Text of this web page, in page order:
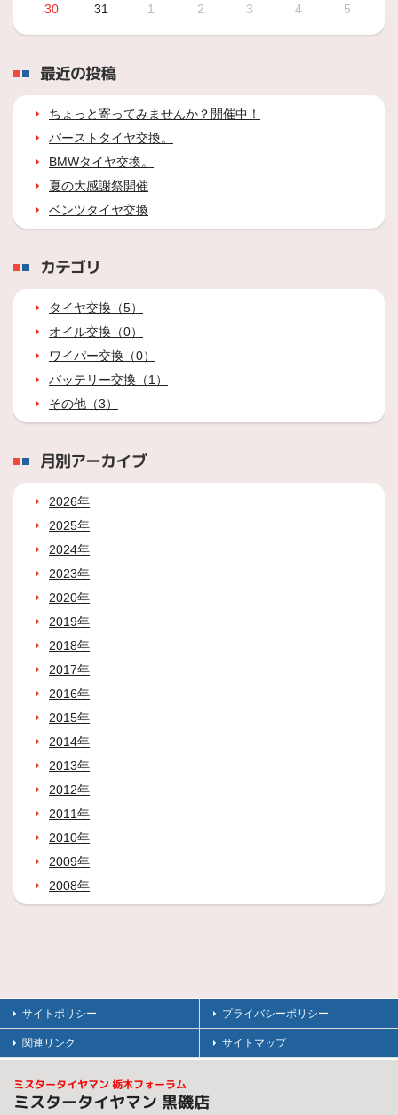
30
31 1 2 3 4 5
最近の投稿
ちょっと寄ってみませんか？開催中！
バーストタイヤ交換。
BMWタイヤ交換。
夏の大感謝祭開催
ベンツタイヤ交換
カテゴリ
タイヤ交換（5）
オイル交換（0）
ワイパー交換（0）
バッテリー交換（1）
その他（3）
月別アーカイブ
2026年
2025年
2024年
2023年
2020年
2019年
2018年
2017年
2016年
2015年
2014年
2013年
2012年
2011年
2010年
2009年
2008年
サイトポリシー プライバシーポリシー
関連リンク サイトマップ
ミスタータイヤマン 栃木フォーラム
ミスタータイヤマン 黒磯店